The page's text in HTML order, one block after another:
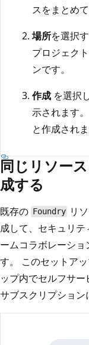
スをまとめ
場所を選択
プロジェク
ンです。
作成 を選択
示されます
と作成されま
同じリソー
成する
既存の Foundry リ
成して、セキュリ
ームコラボレーシ
す。 このセットア
ップ内でセルフサ
サブスクリプション